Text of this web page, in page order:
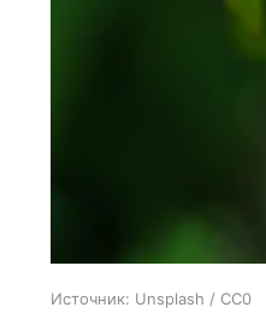
Источник: Unsplash / CC0